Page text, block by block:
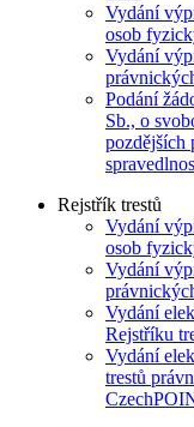
Vydání
osob
Vydání
Podání
Sb., o
pozdějších
Rejstřík trestů
Vydání
osob
Vydání
Vydání
Rejstříku
Vydání
trestů